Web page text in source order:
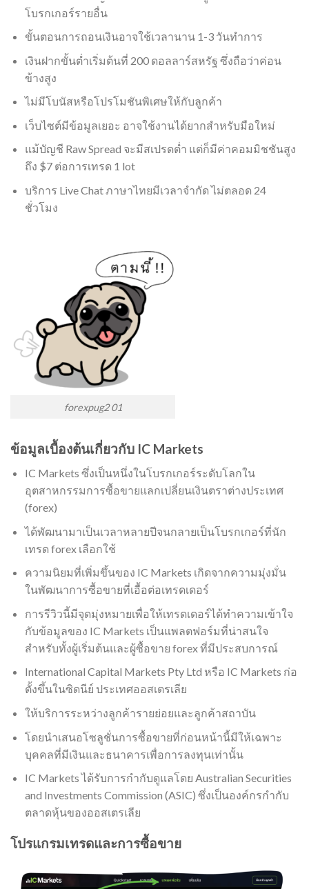
โบรกเกอร์รายอื่น
ขั้นตอนการถอนเงินอาจใช้เวลานาน 1-3 วันทำการ
เงินฝากขั้นต่ำเริ่มต้นที่ 200 ดอลลาร์สหรัฐ ซึ่งถือว่าค่อน
ข้างสูง
ไม่มีโบนัสหรือโปรโมชันพิเศษให้กับลูกค้า
เว็บไซต์มีข้อมูลเยอะ อาจใช้งานได้ยากสำหรับมือใหม่
แม้บัญชี Raw Spread จะมีสเปรดต่ำ แต่ก็มีค่าคอมมิชชันสูง
ถึง $7 ต่อการเทรด 1 lot
บริการ Live Chat ภาษาไทยมีเวลาจำกัด ไม่ตลอด 24
ชั่วโมง
forexpug2 01
ข้อมูลเบื้องต้นเกี่ยวกับ IC Markets
IC Markets ซึ่งเป็นหนึ่งในโบรกเกอร์ระดับโลกใน
อุตสาหกรรมการซื้อขายแลกเปลี่ยนเงินตราต่างประเทศ
(forex)
ได้พัฒนามาเป็นเวลาหลายปีจนกลายเป็นโบรกเกอร์ที่นัก
เทรด forex เลือกใช้
ความนิยมที่เพิ่มขึ้นของ IC Markets เกิดจากความมุ่งมั่น
ในพัฒนาการซื้อขายที่เอื้อต่อเทรดเดอร์
การรีวิวนี้มีจุดมุ่งหมายเพื่อให้เทรดเดอร์ได้ทำความเข้าใจ
กับข้อมูลของ IC Markets เป็นแพลตฟอร์มที่น่าสนใจ
สำหรับทั้งผู้เริ่มต้นและผู้ซื้อขาย forex ที่มีประสบการณ์
International Capital Markets Pty Ltd หรือ IC Markets ก่อ
ตั้งขึ้นในซิดนีย์ ประเทศออสเตรเลีย
ให้บริการระหว่างลูกค้ารายย่อยและลูกค้าสถาบัน
โดยนำเสนอโซลูชั่นการซื้อขายที่ก่อนหน้านี้มีให้เฉพาะ
บุคคลที่มีเงินและธนาคารเพื่อการลงทุนเท่านั้น
IC Markets ได้รับการกำกับดูแลโดย Australian Securities
and Investments Commission (ASIC) ซึ่งเป็นองค์กรกำกับ
ตลาดหุ้นของออสเตรเลีย
โปรแกรมเทรดและการซื้อขาย